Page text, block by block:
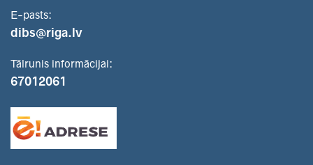
E-pasts:
dibs@riga.lv
Tālrunis informācijai:
67012061